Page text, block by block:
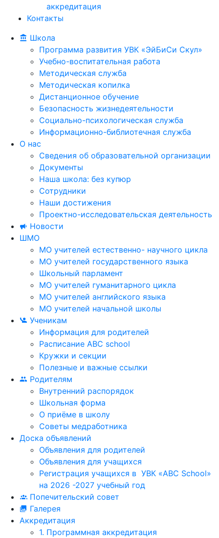
аккредитация
Контакты
Школа
Программа развития УВК «ЭйБиСи Скул»
Учебно-воспитательная работа
Методическая служба
Методическая копилка
Дистанционное обучение
Безопасность жизнедеятельности
Социально-психологическая служба
Информационно-библиотечная служба
О нас
Сведения об образовательной организации
Документы
Наша школа: без купюр
Сотрудники
Наши достижения
Проектно-исследовательская деятельность
Новости
ШМО
МО учителей естественно- научного цикла
МО учителей государственного языка
Школьный парламент
МО учителей гуманитарного цикла
МО учителей английского языка
МО учителей начальной школы
Ученикам
Информация для родителей
Расписание ABC school
Кружки и секции
Полезные и важные ссылки
Родителям
Внутренний распорядок
Школьная форма
О приёме в школу
Советы медработника
Доска объявлений
Объявления для родителей
Объявления для учащихся
Регистрация учащихся в УВК «ABC School»
на 2026 -2027 учебный год
Попечительский совет
Галерея
Аккредитация
1. Программная аккредитация